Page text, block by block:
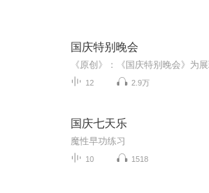
国庆特别晚会
12 2.9万
国庆七天乐
魔性早功练习
10 1518